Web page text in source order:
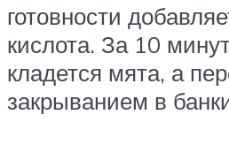
готовности
кислота. За 10
кладется мята, а
закрыванием в